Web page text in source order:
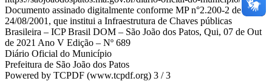
Documento assinado digitalmente conforme MP n°2.200-2 de
24/08/2001, que institui a Infraestrutura de Chaves públicas
Brasileira – ICP Brasil DOM – São João dos Patos, Qui, 07 de Out
de 2021 Ano V Edição – Nº 689
Diário Oficial do Município
Prefeitura de São João dos Patos
Powered by TCPDF (www.tcpdf.org) 3 / 3